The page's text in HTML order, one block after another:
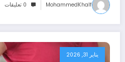
MohammedKhalf 0 تعليقات
يناير 31, 2026